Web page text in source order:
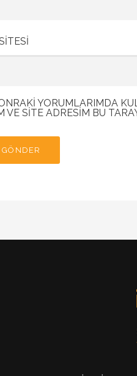
YORUMLARIMDA
VE SITE ADRESIM BU